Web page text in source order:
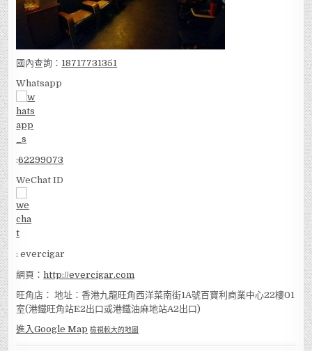
國內查詢： 18717731351
Whatsapp
:62299073
WeChat ID
: evercigar
網頁：http://evercigar.com
旺角店： 地址：香港九龍旺角西洋菜南街1A號百寶利商業中心22樓01
室(港鐵旺角站E2出口或港鐵油麻地站A2出口)
進入Google Map 檢視較大的地圖